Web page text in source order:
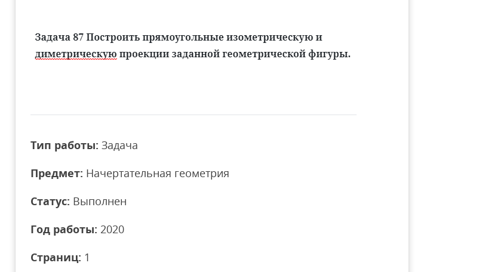
Тип работы: Задача
Предмет: Начертательная геометрия
Статус: Выполнен
Год работы: 2020
Страниц: 1